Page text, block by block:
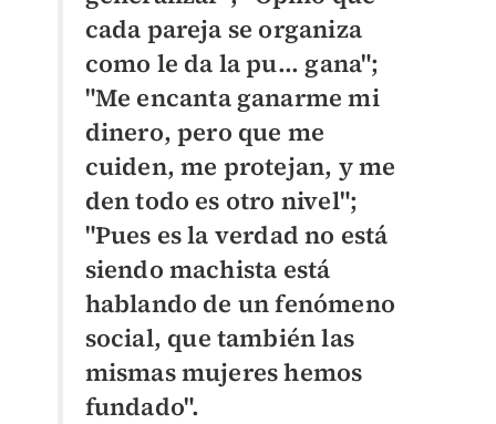
cada pareja se organiza
como le da la pu... gana";
"Me encanta ganarme mi
dinero, pero que me
cuiden, me protejan, y me
den todo es otro nivel";
"Pues es la verdad no está
siendo machista está
hablando de un fenómeno
social, que también las
mismas mujeres hemos
fundado".